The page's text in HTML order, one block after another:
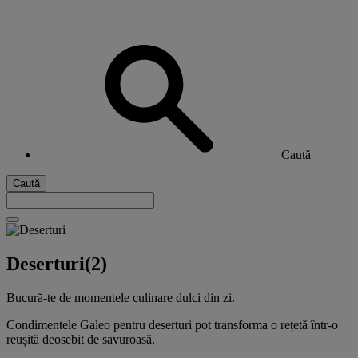
Caută
Caută
Deserturi(2)
Bucură-te de momentele culinare dulci din zi.
Condimentele Galeo pentru deserturi pot transforma o rețetă într-o
reușită deosebit de savuroasă.